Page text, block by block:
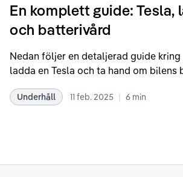
En komplett guide: Tesla,
och batterivård
Nedan följer en detaljerad guide kring
ladda en Tesla och ta hand om bilens
rekommendationer samt våra egna
Underhåll 11 feb. 2025 | 6 min